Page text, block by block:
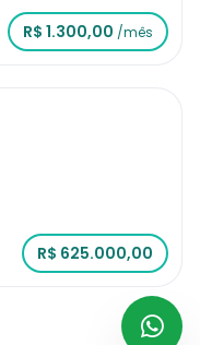
R$ 1.300,00 /mês
R$ 625.000,00